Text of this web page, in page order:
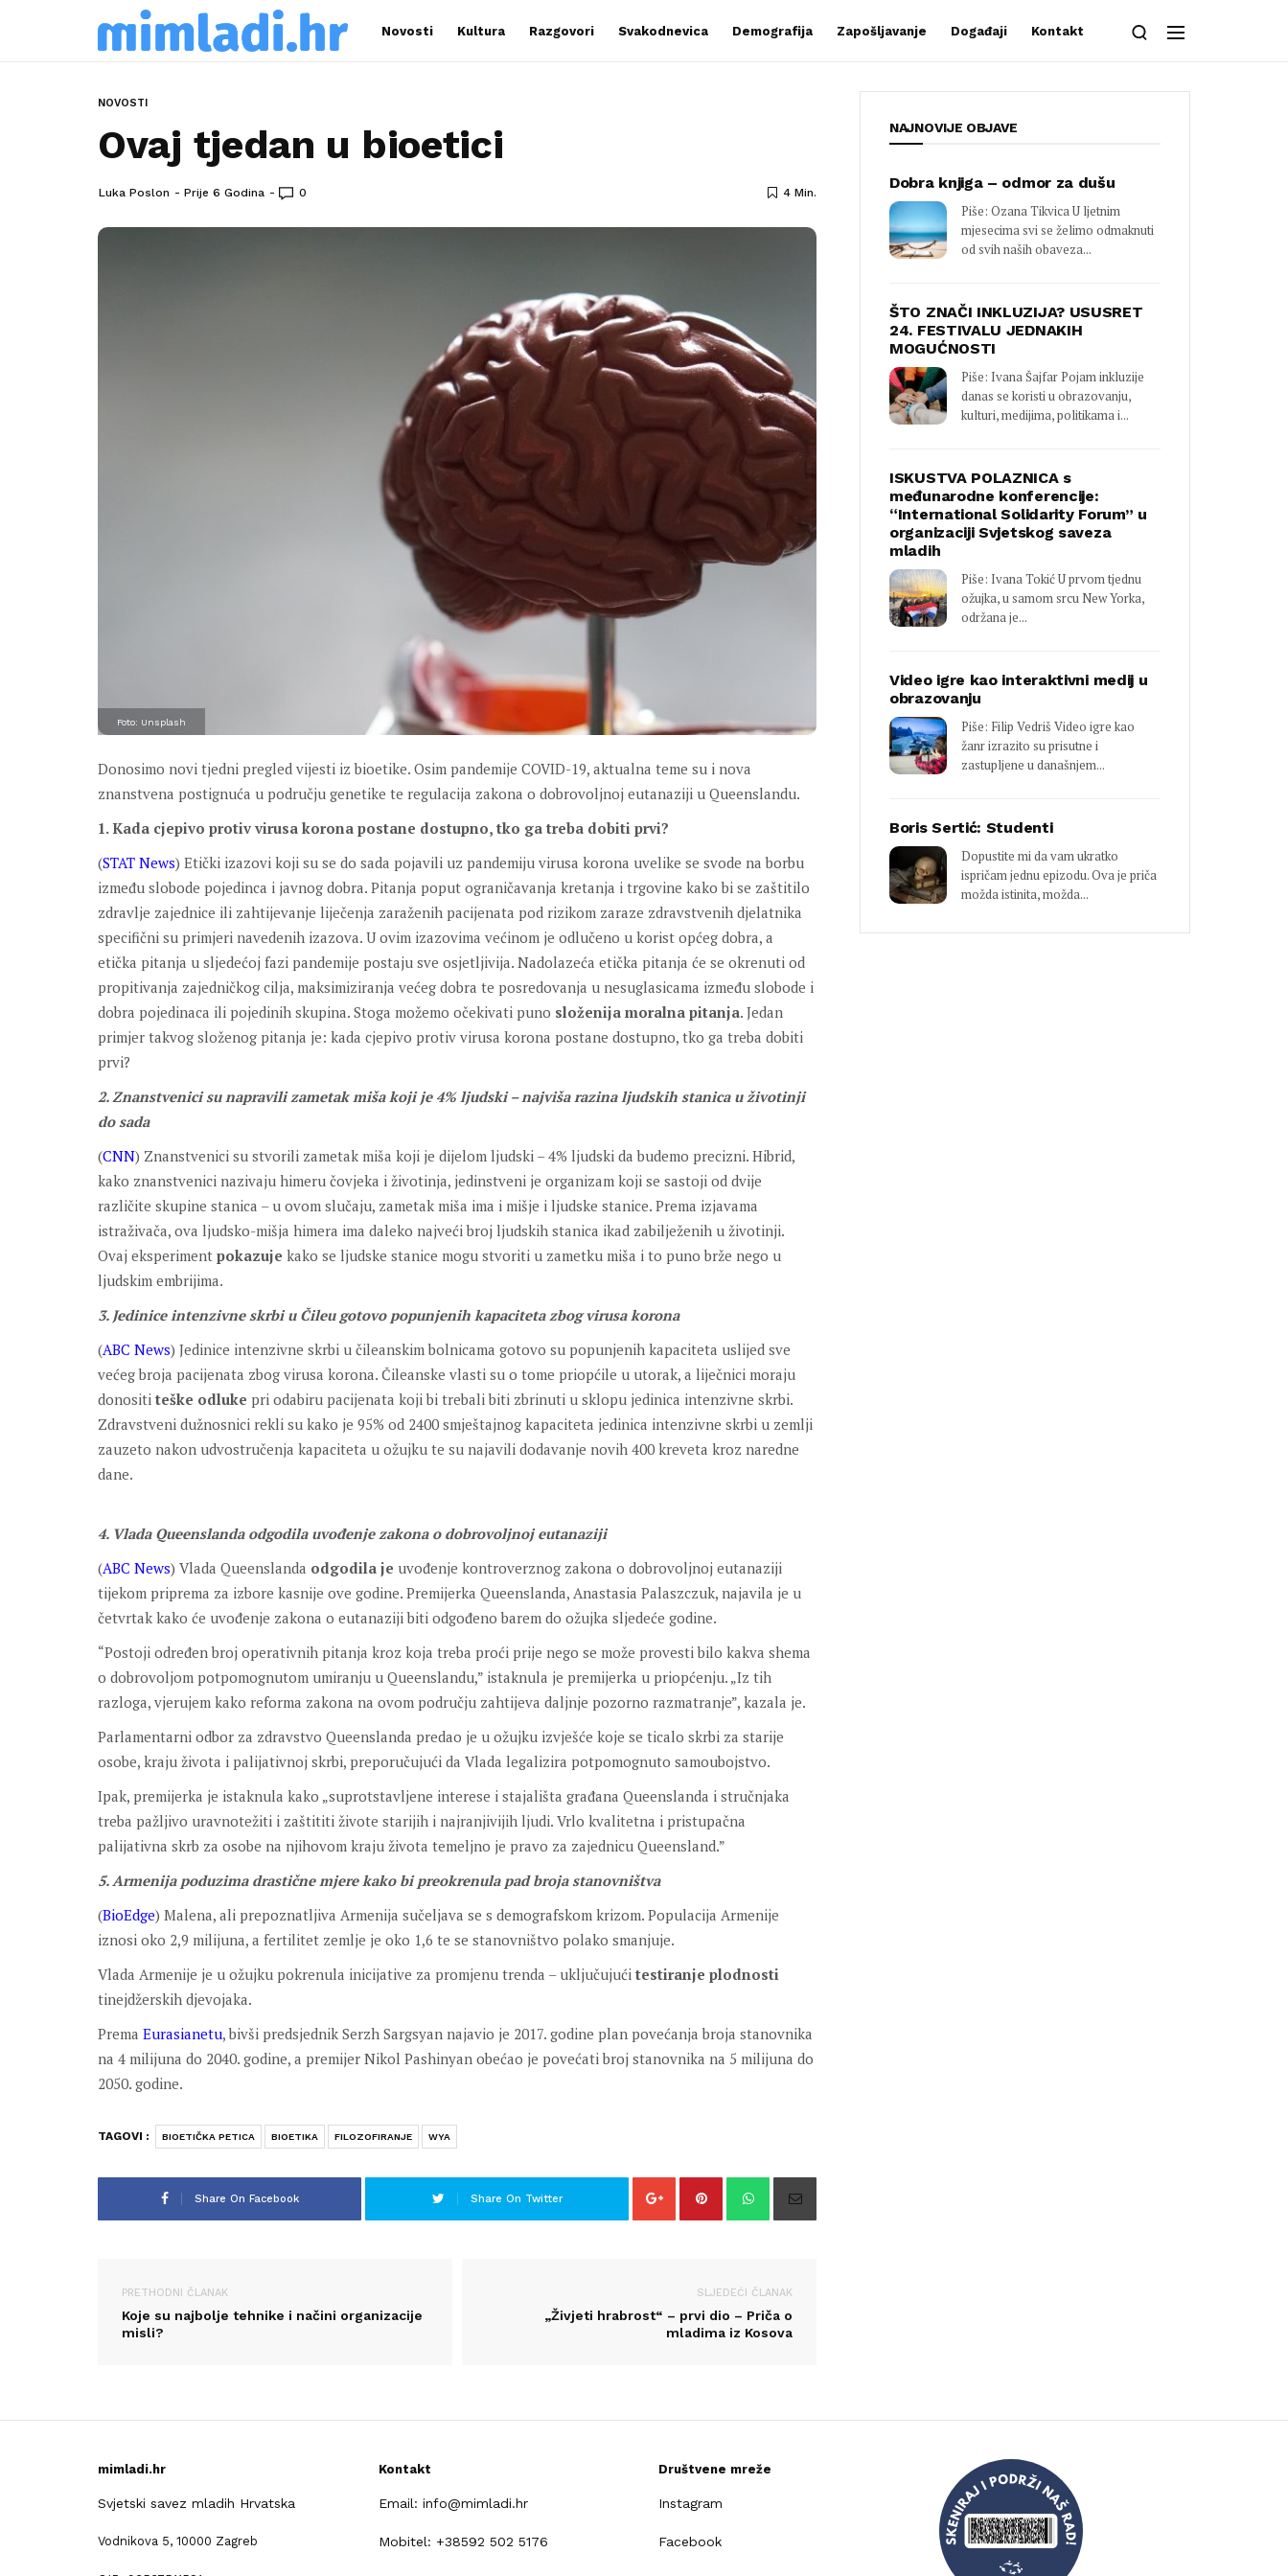
Novosti Kultura Razgovori Svakodnevica Demografija Zapošljavanje Događaji Kontakt
NOVOSTI
Ovaj tjedan u bioetici
Luka Poslon Prije 6 Godina 0 4 Min.
Foto: Unsplash
Donosimo novi tjedni pregled vijesti iz bioetike. Osim pandemije COVID-19, aktualna teme su i nova
znanstvena postignuća u području genetike te regulacija zakona o dobrovoljnoj eutanaziji u Queenslandu.
1. Kada cjepivo protiv virusa korona postane dostupno, tko ga treba dobiti prvi?
(STAT News) Etički izazovi koji su se do sada pojavili uz pandemiju virusa korona uvelike se svode na borbu
između slobode pojedinca i javnog dobra. Pitanja poput ograničavanja kretanja i trgovine kako bi se zaštitilo
zdravlje zajednice ili zahtijevanje liječenja zaraženih pacijenata pod rizikom zaraze zdravstvenih djelatnika
specifični su primjeri navedenih izazova. U ovim izazovima većinom je odlučeno u korist općeg dobra, a
etička pitanja u sljedećoj fazi pandemije postaju sve osjetljivija. Nadolazeća etička pitanja će se okrenuti od
propitivanja zajedničkog cilja, maksimiziranja većeg dobra te posredovanja u nesuglasicama između slobode i
dobra pojedinaca ili pojedinih skupina. Stoga možemo očekivati puno složenija moralna pitanja. Jedan
primjer takvog složenog pitanja je: kada cjepivo protiv virusa korona postane dostupno, tko ga treba dobiti
prvi?
2. Znanstvenici su napravili zametak miša koji je 4% ljudski – najviša razina ljudskih stanica u životinji
do sada
(CNN) Znanstvenici su stvorili zametak miša koji je dijelom ljudski – 4% ljudski da budemo precizni. Hibrid,
kako znanstvenici nazivaju himeru čovjeka i životinja, jedinstveni je organizam koji se sastoji od dvije
različite skupine stanica – u ovom slučaju, zametak miša ima i mišje i ljudske stanice. Prema izjavama
istraživača, ova ljudsko-mišja himera ima daleko najveći broj ljudskih stanica ikad zabilježenih u životinji.
Ovaj eksperiment pokazuje kako se ljudske stanice mogu stvoriti u zametku miša i to puno brže nego u
ljudskim embrijima.
3. Jedinice intenzivne skrbi u Čileu gotovo popunjenih kapaciteta zbog virusa korona
(ABC News) Jedinice intenzivne skrbi u čileanskim bolnicama gotovo su popunjenih kapaciteta uslijed sve
većeg broja pacijenata zbog virusa korona. Čileanske vlasti su o tome priopćile u utorak, a liječnici moraju
donositi teške odluke pri odabiru pacijenata koji bi trebali biti zbrinuti u sklopu jedinica intenzivne skrbi.
Zdravstveni dužnosnici rekli su kako je 95% od 2400 smještajnog kapaciteta jedinica intenzivne skrbi u zemlji
zauzeto nakon udvostručenja kapaciteta u ožujku te su najavili dodavanje novih 400 kreveta kroz naredne
dane.
4. Vlada Queenslanda odgodila uvođenje zakona o dobrovoljnoj eutanaziji
(ABC News) Vlada Queenslanda odgodila je uvođenje kontroverznog zakona o dobrovoljnoj eutanaziji
tijekom priprema za izbore kasnije ove godine. Premijerka Queenslanda, Anastasia Palaszczuk, najavila je u
četvrtak kako će uvođenje zakona o eutanaziji biti odgođeno barem do ožujka sljedeće godine.
“Postoji određen broj operativnih pitanja kroz koja treba proći prije nego se može provesti bilo kakva shema
o dobrovoljom potpomognutom umiranju u Queenslandu,” istaknula je premijerka u priopćenju. „Iz tih
razloga, vjerujem kako reforma zakona na ovom području zahtijeva daljnje pozorno razmatranje”, kazala je.
Parlamentarni odbor za zdravstvo Queenslanda predao je u ožujku izvješće koje se ticalo skrbi za starije
osobe, kraju života i palijativnoj skrbi, preporučujući da Vlada legalizira potpomognuto samoubojstvo.
Ipak, premijerka je istaknula kako „suprotstavljene interese i stajališta građana Queenslanda i stručnjaka
treba pažljivo uravnotežiti i zaštititi živote starijih i najranjivijih ljudi. Vrlo kvalitetna i pristupačna
palijativna skrb za osobe na njihovom kraju života temeljno je pravo za zajednicu Queensland.”
5. Armenija poduzima drastične mjere kako bi preokrenula pad broja stanovništva
(BioEdge) Malena, ali prepoznatljiva Armenija sučeljava se s demografskom krizom. Populacija Armenije
iznosi oko 2,9 milijuna, a fertilitet zemlje je oko 1,6 te se stanovništvo polako smanjuje.
Vlada Armenije je u ožujku pokrenula inicijative za promjenu trenda – uključujući testiranje plodnosti
tinejdžerskih djevojaka.
Prema Eurasianetu, bivši predsjednik Serzh Sargsyan najavio je 2017. godine plan povećanja broja stanovnika
na 4 milijuna do 2040. godine, a premijer Nikol Pashinyan obećao je povećati broj stanovnika na 5 milijuna do
2050. godine.
TAGOVI : BIOETIČKA PETICA BIOETIKA FILOZOFIRANJE WYA
Share On Facebook Share On Twitter
PRETHODNI ČLANAK
Koje su najbolje tehnike i načini organizacije
misli?
SLJEDEĆI ČLANAK
„Živjeti hrabrost“ – prvi dio – Priča o
mladima iz Kosova
NAJNOVIJE OBJAVE
Dobra knjiga – odmor za dušu
Piše: Ozana Tikvica U ljetnim
mjesecima svi se želimo odmaknuti
od svih naših obaveza...
ŠTO ZNAČI INKLUZIJA? USUSRET
24. FESTIVALU JEDNAKIH
MOGUĆNOSTI
Piše: Ivana Šajfar Pojam inkluzije
danas se koristi u obrazovanju,
kulturi, medijima, politikama i...
ISKUSTVA POLAZNICA s
međunarodne konferencije:
“International Solidarity Forum” u
organizaciji Svjetskog saveza
mladih
Piše: Ivana Tokić U prvom tjednu
ožujka, u samom srcu New Yorka,
održana je...
Video igre kao interaktivni medij u
obrazovanju
Piše: Filip Vedriš Video igre kao
žanr izrazito su prisutne i
zastupljene u današnjem...
Boris Sertić: Studenti
Dopustite mi da vam ukratko
ispričam jednu epizodu. Ova je priča
možda istinita, možda...
mimladi.hr
Svjetski savez mladih Hrvatska
Vodnikova 5, 10000 Zagreb
Kontakt
Email: info@mimladi.hr
Mobitel: +38592 502 5176
Društvene mreže
Instagram
Facebook